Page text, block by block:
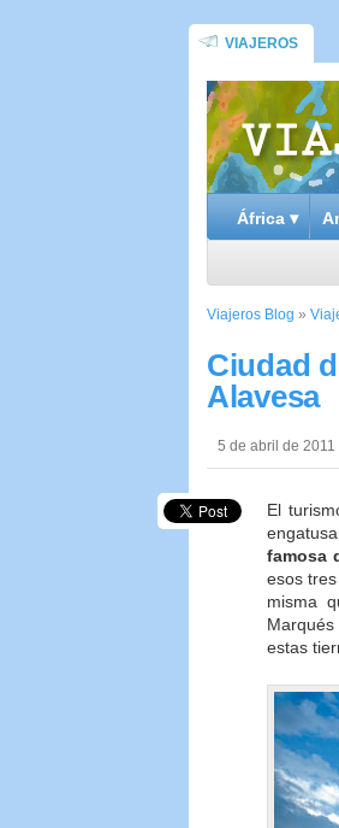
VIAJEROS
África ▾
Viajeros Blog »
Ciudad
Alavesa
5 de abril de 2011
El
famosa
esos
misma
estas